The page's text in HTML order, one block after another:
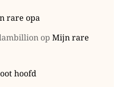
rare opa
op Mijn rare
hoofd